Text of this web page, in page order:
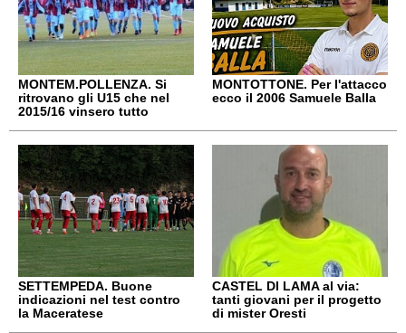
MONTEM.POLLENZA. Si
ritrovano gli U15 che nel
2015/16 vinsero tutto
MONTOTTONE. Per l'attacco
ecco il 2006 Samuele Balla
SETTEMPEDA. Buone
indicazioni nel test contro
la Maceratese
CASTEL DI LAMA al via:
tanti giovani per il progetto
di mister Oresti